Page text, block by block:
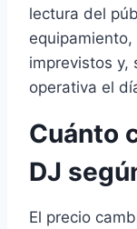
lectura del
imprevistos y,
operativa el
Cuánto
DJ
El precio